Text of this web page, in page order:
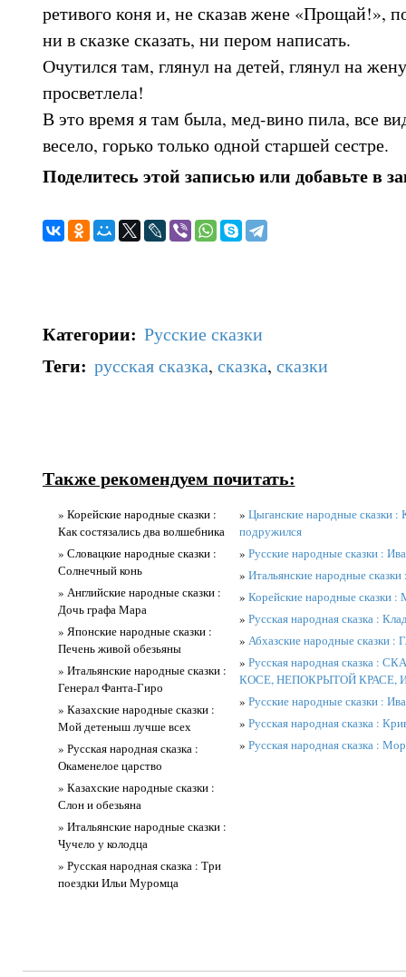
ретивого коня и, не сказав жене «Прощай!»,
ни в сказке сказать, ни пером написать.
Очутился там, глянул на детей, глянул на
просветлела!
В это время я там была, мед-вино пила, все
весело, горько только одной старшей сестре.
Поделитесь этой записью или добавьте в
Категории: Русские сказки
Теги: русская сказка, сказка, сказки
Также рекомендуем почитать:
» Корейские народные сказки :
Как состязались два волшебника
» Словацкие народные сказки :
Солнечный конь
» Английские народные сказки :
Дочь графа Мара
» Японские народные сказки :
Печень живой обезьяны
» Итальянские народные сказки :
Генерал Фанта-Гиро
» Казахские народные сказки :
Мой детеныш лучше всех
» Русская народная сказка :
Окаменелое царство
» Казахские народные сказки :
Слон и обезьяна
» Итальянские народные сказки :
Чучело у колодца
» Русская народная сказка : Три
поездки Ильи Муромца
» Цыганские народные сказки :
подружился
» Русские народные сказки :
» Итальянские народные
» Корейские народные сказки :
» Русская народная сказка :
» Абхазские народные сказки :
» Русская народная сказка
КОСЕ, НЕПОКРЫТОЙ КРАСЕ,
» Русские народные сказки :
» Русская народная сказка :
» Русская народная сказка :